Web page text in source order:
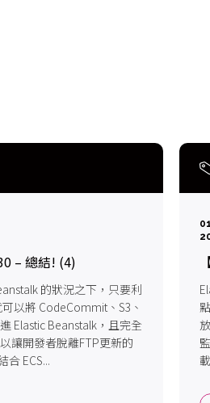
– 總結! (4)
的狀況之下，只要利
以將 CodeCommit、S3、
Elastic Beanstalk，且完全
讓開發者脫離FTP更新的
合 ECS...